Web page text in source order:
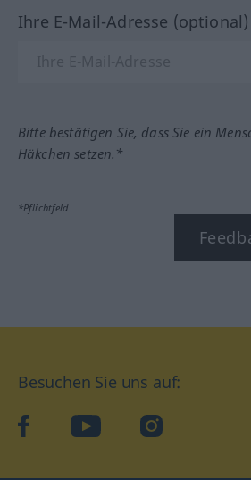
Ihre E-Mail-Adresse (optional)
Bitte bestätigen Sie, dass Sie ein
Häkchen setzen.*
*Pflichtfeld
Besuchen Sie uns auf:
facebookYouTube Instagram